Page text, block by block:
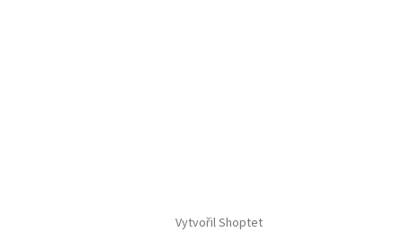
Vytvořil Shoptet